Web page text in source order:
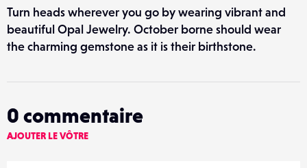
Turn heads wherever you go by wearing vibrant and
beautiful Opal Jewelry. October borne should wear
the charming gemstone as it is their birthstone.
0 commentaire
AJOUTER LE VÔTRE